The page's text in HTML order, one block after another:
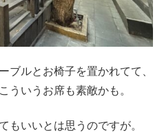
ブルとお椅子を置かれてて、
ういうお席も素敵かも。
もいいとは思うのですが。